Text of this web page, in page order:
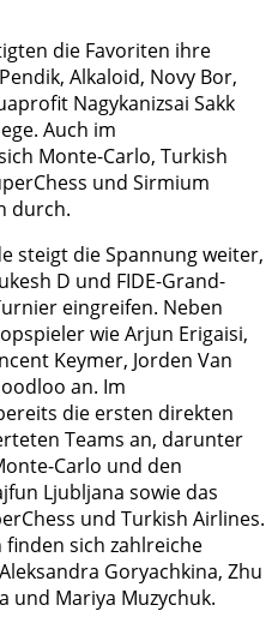
die Favoriten ihre
Alkaloid, Novy Bor,
Nagykanizsai Sakk
Auch im
Monte-Carlo, Turkish
und Sirmium
durch.
steigt die Spannung weiter,
D und FIDE-Grand-
eingreifen. Neben
wie Arjun Erigaisi,
Keymer, Jorden Van
an. Im
die ersten direkten
Teams an, darunter
Carlo und den
Ljubljana sowie das
und Turkish Airlines.
sich zahlreiche
Goryachkina, Zhu
und Mariya Muzychuk.